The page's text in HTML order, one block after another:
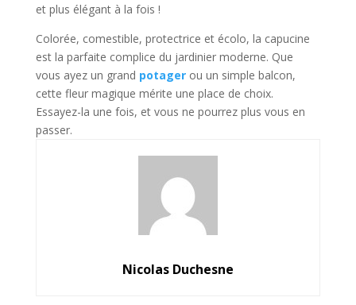
et plus élégant à la fois !
Colorée, comestible, protectrice et écolo, la capucine
est la parfaite complice du jardinier moderne. Que
vous ayez un grand potagerou un simple balcon,
cette fleur magique mérite une place de choix.
Essayez-la une fois, et vous ne pourrez plus vous en
passer.
Nicolas Duchesne